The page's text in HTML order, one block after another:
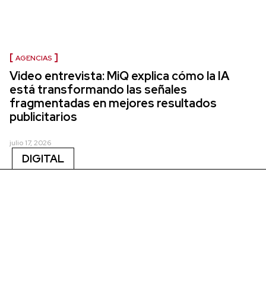
AGENCIAS
Video entrevista: MiQ explica cómo la IA
está transformando las señales
fragmentadas en mejores resultados
publicitarios
julio 17, 2026
DIGITAL